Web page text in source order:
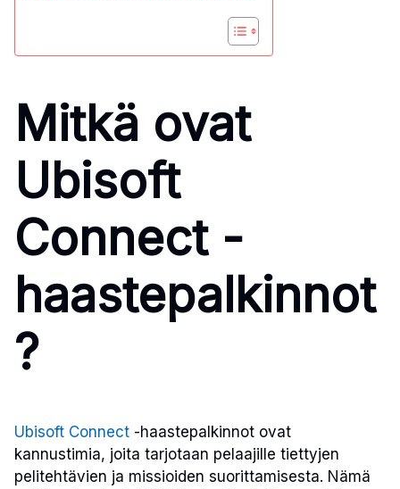
Mitkä ovat
Ubisoft
Connect -
haastepalkinnot
?
Ubisoft Connect -haastepalkinnot ovat
kannustimia, joita tarjotaan pelaajille tiettyjen
pelitehtävien ja missioiden suorittamisesta. Nämä